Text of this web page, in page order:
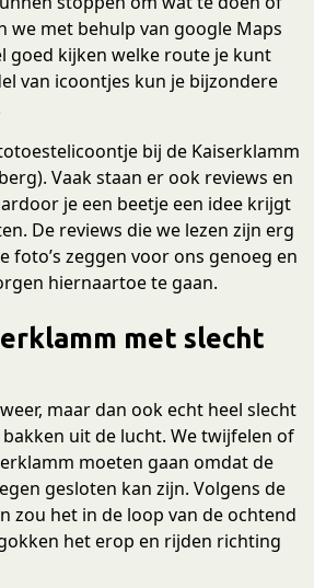
we met behulp van google Maps
goed kijken welke route je kunt
van icoontjes kun je bijzondere
bij de Kaiserklamm
Vaak staan er ook reviews en
je een beetje een idee krijgt
De reviews die we lezen zijn erg
foto’s zeggen voor ons genoeg en
hiernaartoe te gaan.
met slecht
maar dan ook echt heel slecht
uit de lucht. We twijfelen of
moeten gaan omdat de
gesloten kan zijn. Volgens de
zou het in de loop van de ochtend
het erop en rijden richting